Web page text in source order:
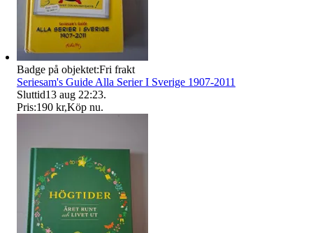
Badge på objektet:Fri frakt
Seriesam's Guide Alla Serier I Sverige 1907-2011
Sluttid13 aug 22:23.
Pris:190 kr,Köp nu.